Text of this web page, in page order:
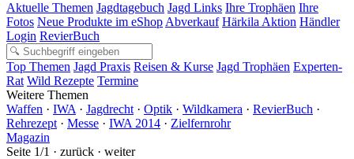
Aktuelle Themen Jagdtagebuch Jagd Links Ihre Trophäen Ihre
Fotos Neue Produkte im eShop Abverkauf Härkila Aktion Händler
Login RevierBuch
Top Themen Jagd Praxis Reisen & Kurse Jagd Trophäen Experten-
Rat Wild Rezepte Termine
Weitere Themen
Waffen · IWA · Jagdrecht · Optik · Wildkamera · RevierBuch ·
Rehrezept · Messe · IWA 2014 · Zielfernrohr
Magazin
Seite 1/1 · zurück · weiter